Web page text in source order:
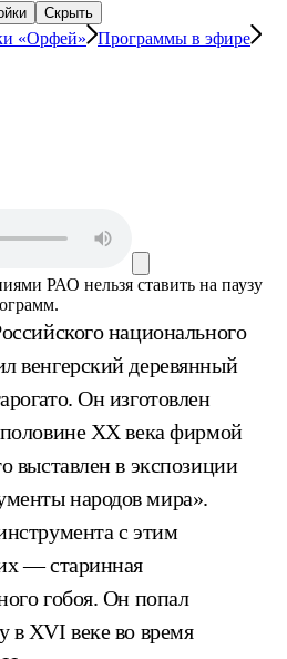
Скрыть
«Орфей»
Программы в эфире
РАО нельзя ставить на паузу
национального
венгерский деревянный
Он изготовлен
XX века фирмой
выставлен в экспозиции
народов мира».
с этим
— старинная
гобоя. Он попал
в XVI веке во время